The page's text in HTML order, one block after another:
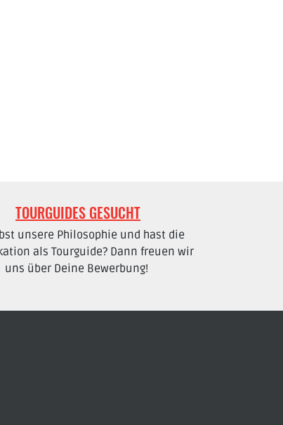
TOURGUIDES GESUCHT
unsere Philosophie und hast die
als Tourguide? Dann freuen wir
uns über Deine Bewerbung!